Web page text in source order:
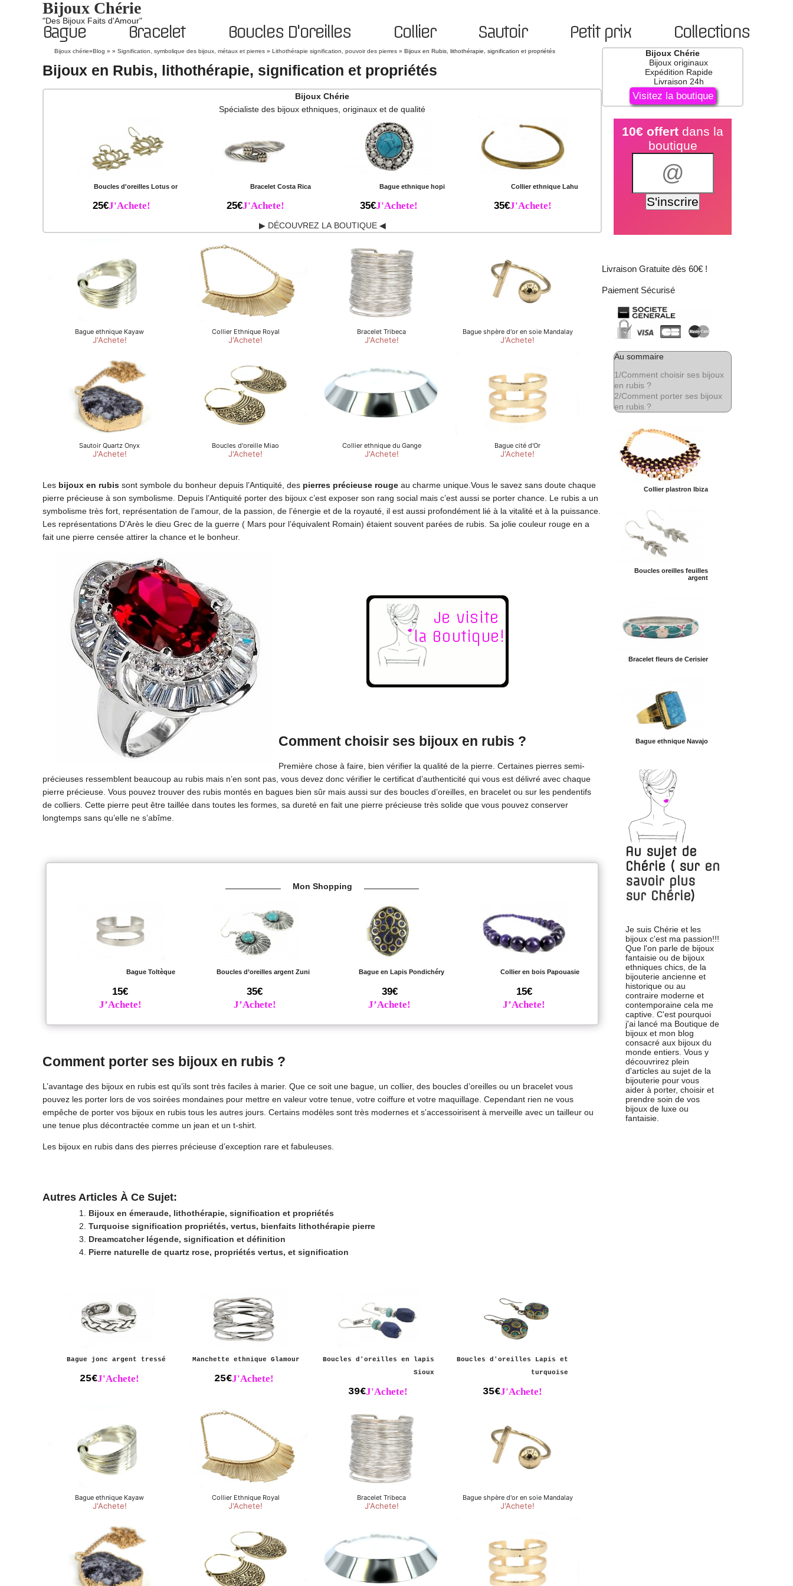
Bijoux Chérie
"Des Bijoux Faits d'Amour"
Bague Bracelet Boucles D'oreilles Collier Sautoir Petit prix Collections
Bijoux chérie»Blog » » Signification, symbolique des bijoux, métaux et pierres » Lithothérapie signification, pouvoir des pierres » Bijoux en Rubis, lithothérapie, signification et propriétés
Bijoux en Rubis, lithothérapie, signification et propriétés
Bijoux Chérie
Spécialiste des bijoux ethniques, originaux et de qualité
Boucles d'oreilles Lotus or
25€J'Achete!
Bracelet Costa Rica
25€J'Achete!
Bague ethnique hopi
35€J'Achete!
Collier ethnique Lahu
35€J'Achete!
▶ DÉCOUVREZ LA BOUTIQUE ◀
Les bijoux en rubis sont symbole du bonheur depuis l’Antiquité, des pierres précieuse rouge au charme unique.Vous le savez sans doute chaque
pierre précieuse à son symbolisme. Depuis l’Antiquité porter des bijoux c’est exposer son rang social mais c’est aussi se porter chance. Le rubis a un
symbolisme très fort, représentation de l’amour, de la passion, de l’énergie et de la royauté, il est aussi profondément lié à la vitalité et à la puissance.
Les représentations D’Arès le dieu Grec de la guerre ( Mars pour l’équivalent Romain) étaient souvent parées de rubis. Sa jolie couleur rouge en a
fait une pierre censée attirer la chance et le bonheur.
Comment choisir ses bijoux en rubis ?
Première chose à faire, bien vérifier la qualité de la pierre. Certaines pierres semi-
précieuses ressemblent beaucoup au rubis mais n’en sont pas, vous devez donc vérifier le certificat d’authenticité qui vous est délivré avec chaque
pierre précieuse. Vous pouvez trouver des rubis montés en bagues bien sûr mais aussi sur des boucles d’oreilles, en bracelet ou sur les pendentifs
de colliers. Cette pierre peut être taillée dans toutes les formes, sa dureté en fait une pierre précieuse très solide que vous pouvez conserver
longtemps sans qu’elle ne s’abîme.
Mon Shopping
Bague Toltèque
15€
J’Achete!
Boucles d’oreilles argent Zuni
35€
J’Achete!
Bague en Lapis Pondichéry
39€
J’Achete!
Collier en bois Papouasie
15€
J’Achete!
Comment porter ses bijoux en rubis ?
L’avantage des bijoux en rubis est qu’ils sont très faciles à marier. Que ce soit une bague, un collier, des boucles d’oreilles ou un bracelet vous
pouvez les porter lors de vos soirées mondaines pour mettre en valeur votre tenue, votre coiffure et votre maquillage. Cependant rien ne vous
empêche de porter vos bijoux en rubis tous les autres jours. Certains modèles sont très modernes et s’accessoirisent à merveille avec un tailleur ou
une tenue plus décontractée comme un jean et un t-shirt.
Les bijoux en rubis dans des pierres précieuse d’exception rare et fabuleuses.
Autres Articles À Ce Sujet:
Bijoux en émeraude, lithothérapie, signification et propriétés
Turquoise signification propriétés, vertus, bienfaits lithothérapie pierre
Dreamcatcher légende, signification et définition
Pierre naturelle de quartz rose, propriétés vertus, et signification
Bague jonc argent tressé
25€J'Achete!
Manchette ethnique Glamour
25€J'Achete!
Boucles d'oreilles en lapis
Sioux
39€J'Achete!
Boucles d'oreilles Lapis et
turquoise
35€J'Achete!
Bijoux Chérie
Bijoux originaux
Expédition Rapide
Livraison 24h
Visitez la boutique
10€ offert dans la
boutique
Livraison Gratuite dès 60€ !
Paiement Sécurisé
Au sommaire
1/Comment choisir ses bijoux
en rubis ?
2/Comment porter ses bijoux
en rubis ?
Collier plastron Ibiza
Boucles oreilles feuilles
argent
Bracelet fleurs de Cerisier
Bague ethnique Navajo
Au sujet de
Chérie ( sur en
savoir plus
sur Chérie)
Je suis Chérie et les
bijoux c'est ma passion!!!
Que l'on parle de bijoux
fantaisie ou de bijoux
ethniques chics, de la
bijouterie ancienne et
historique ou au
contraire moderne et
contemporaine cela me
captive. C'est pourquoi
j'ai lancé ma Boutique de
bijoux et mon blog
consacré aux bijoux du
monde entiers. Vous y
découvrirez plein
d'articles au sujet de la
bijouterie pour vous
aider à porter, choisir et
prendre soin de vos
bijoux de luxe ou
fantaisie.